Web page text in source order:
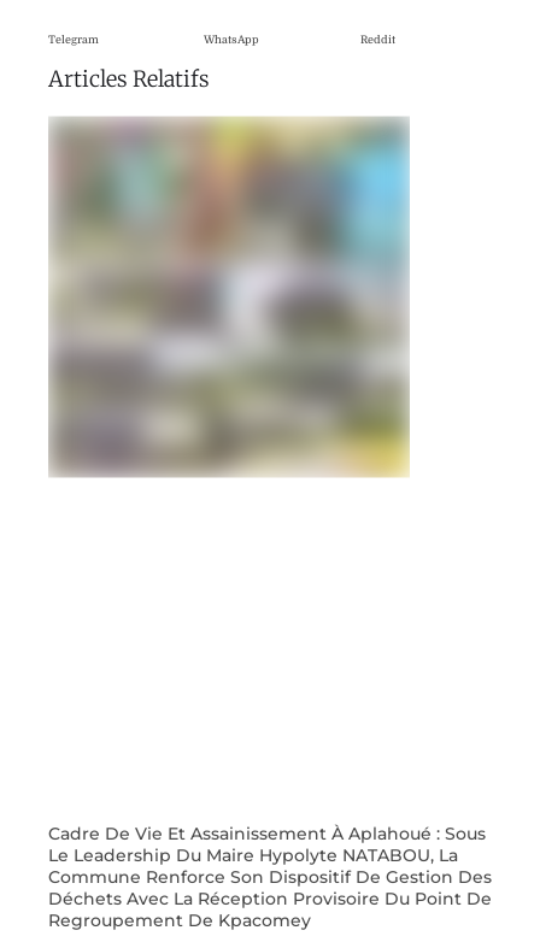
Telegram WhatsApp Reddit
Articles Relatifs
Cadre De Vie Et Assainissement À Aplahoué : Sous
Le Leadership Du Maire Hypolyte NATABOU, La
Commune Renforce Son Dispositif De Gestion Des
Déchets Avec La Réception Provisoire Du Point De
Regroupement De Kpacomey